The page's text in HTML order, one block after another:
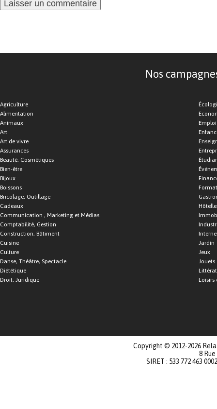
Nos
Agriculture
Alimentation
Animaux
Art
Art de vivre
Assurances
Beauté, Cosmétiques
Bien-être
Bijoux
Boissons
Bricolage, Outillage
Cadeaux
Communication , Marketing et Médias
Comptabilité, Gestion
Construction, Bâtiment
Cuisine
Culture
Danse, Théâtre, Spectacle
Diététique
Droit, Juridique
Emploi
Jardin
Jeux
Jouets
Loisirs
Copyright © 2012-2026
8
SIRET : 533 772 463